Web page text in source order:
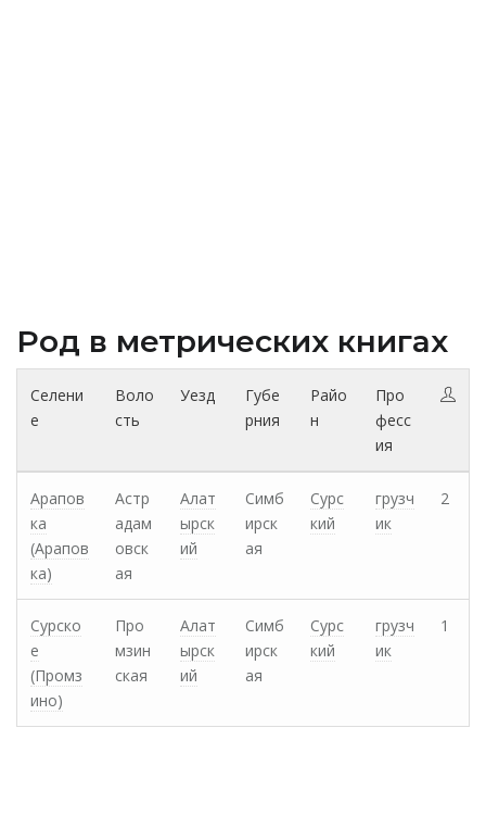
Род в метрических книгах
Селени
е
Воло
сть
Уезд
Губе
рния
Райо
н
Про
фесс
ия
Арапов
ка
(Арапов
ка)
Астр
адам
овск
ая
Алат
ырск
ий
Симб
ирск
ая
Сурс
кий
грузч
ик
2
Сурско
е
(Промз
ино)
Про
мзин
ская
Алат
ырск
ий
Симб
ирск
ая
Сурс
кий
грузч
ик
1